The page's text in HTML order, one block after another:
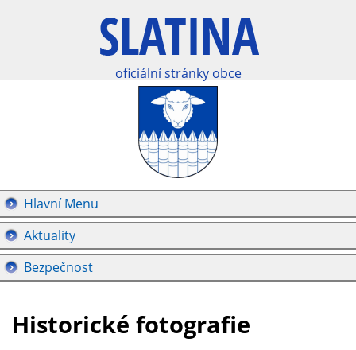
oficiální stránky obce
Hlavní Menu
Aktuality
Bezpečnost
Historické fotografie